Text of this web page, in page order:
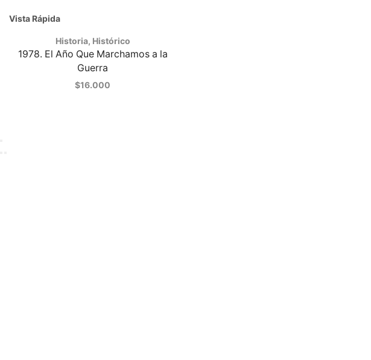
Vista Rápida
Historia, Histórico
1978. El Año Que Marchamos a la
Guerra
$16.000